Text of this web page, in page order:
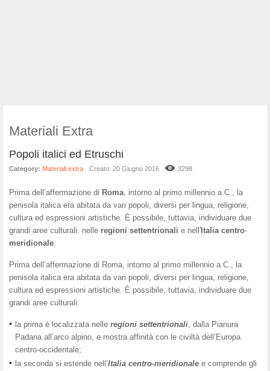
Materiali Extra
Popoli italici ed Etruschi
Category: Materiali extra Creato: 20 Giugno 2016 3298
Prima dell’affermazione di Roma, intorno al primo millennio a.C., la
penisola italica era abitata da vari popoli, diversi per lingua, religione,
cultura ed espressioni artistiche. È possibile, tuttavia, individuare due
grandi aree culturali: nelle regioni settentrionali e nell' Italia centro-
meridionale.
Prima dell’affermazione di Roma, intorno al primo millennio a.C., la
penisola italica era abitata da vari popoli, diversi per lingua, religione,
cultura ed espressioni artistiche. È possibile, tuttavia, individuare due
grandi aree culturali:
la prima è localizzata nelle regioni settentrionali, dalla Pianura
Padana all’arco alpino, e mostra affinità con le civiltà dell’Europa
centro-occidentale;
la seconda si estende nell’Italia centro-meridionale e comprende gli